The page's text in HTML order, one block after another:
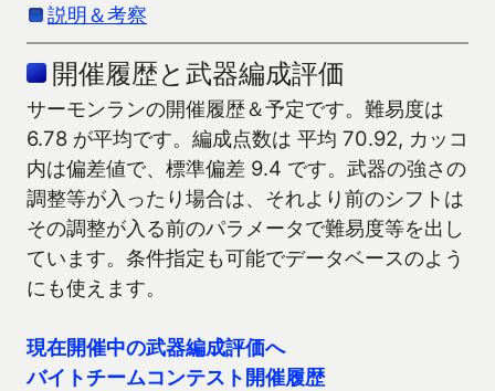
説明＆考察
開催履歴と武器編成評価
サーモンランの開催履歴＆予定です。難易度は
6.78 が平均です。編成点数は 平均 70.92, カッコ
内は偏差値で、標準偏差 9.4 です。武器の強さの
調整等が入ったり場合は、それより前のシフトは
その調整が入る前のパラメータで難易度等を出し
ています。条件指定も可能でデータベースのよう
にも使えます。
現在開催中の武器編成評価へ
バイトチームコンテスト開催履歴